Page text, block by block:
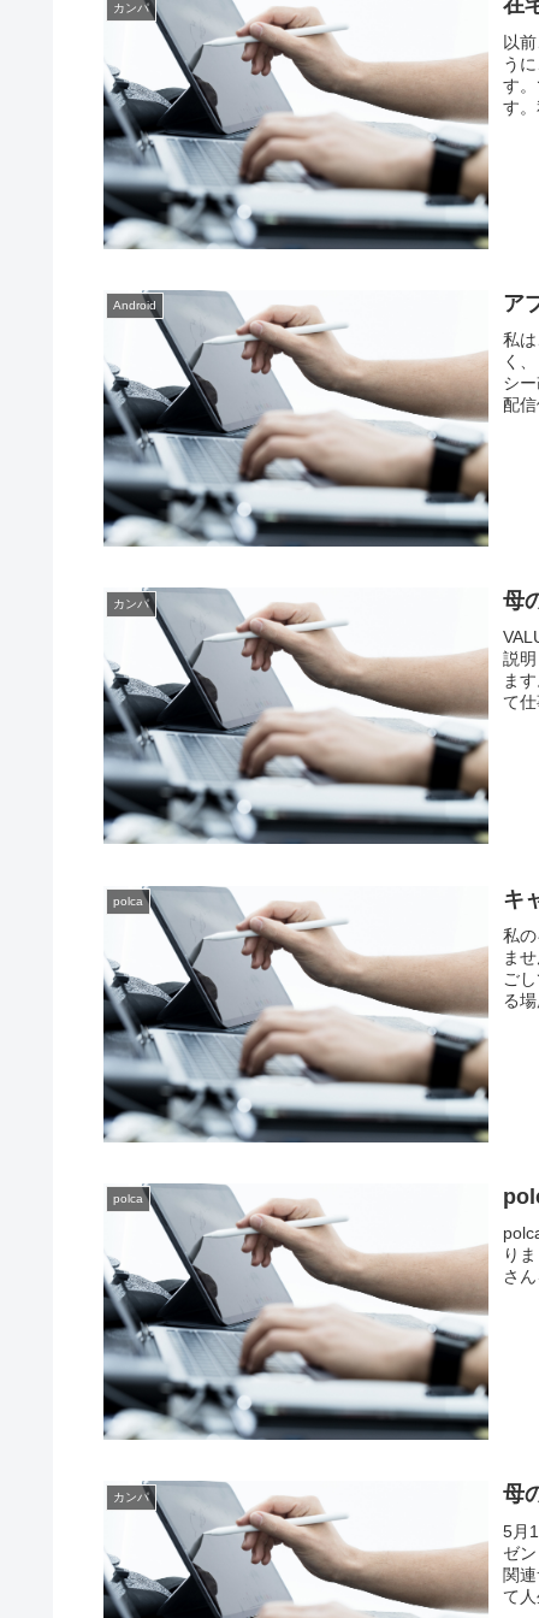
カンパ 在
以
う
す
す
Android ア
私
く
シ
配
カンパ 母
説
ま
て
polca キ
私
ま
ご
る
polca
り
さ
カンパ 母
5月
ゼ
関
て